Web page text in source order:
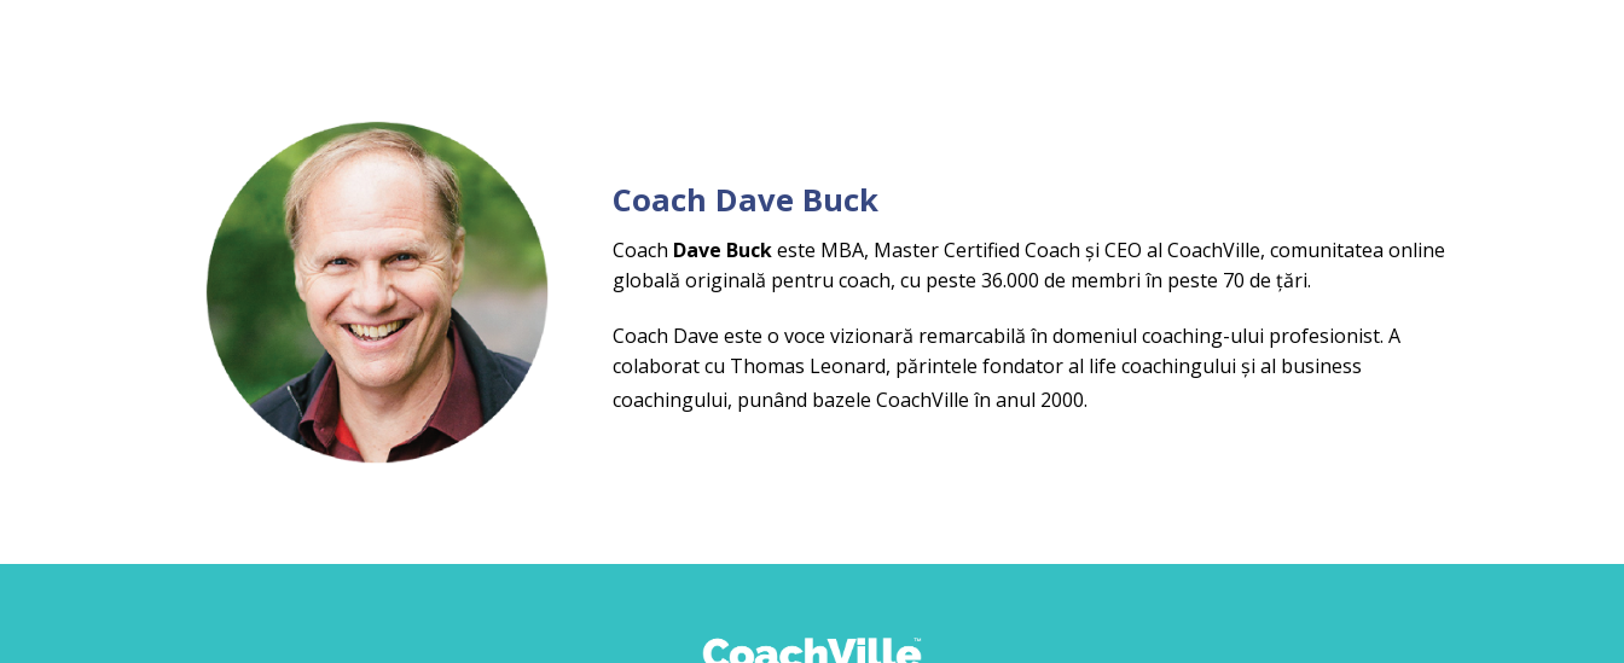
Coach Dave Buck
Coach Dave Buckeste MBA, Master Certified Coach și CEO al CoachVille, comunitatea online
globală originală pentru coach, cu peste 36.000 de membri în peste 70 de țări.
Coach Dave este o voce vizionară remarcabilă în domeniul coaching-ului profesionist. A
colaborat cu Thomas Leonard, părintele fondator al life coachingului și al business
coachingului, punând bazele CoachVille în anul 2000.